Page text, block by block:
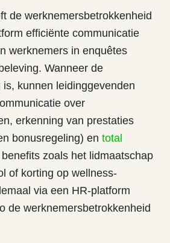
de werknemersbetrokkenheid
efficiënte communicatie
werknemers in enquêtes
Wanneer de
kunnen leidinggevenden
over
erkenning van prestaties
bonusregeling) en total
zoals het lidmaatschap
of korting op wellness-
via een HR-platform
de werknemersbetrokkenheid